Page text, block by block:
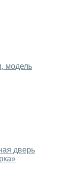
для
модель
дверь